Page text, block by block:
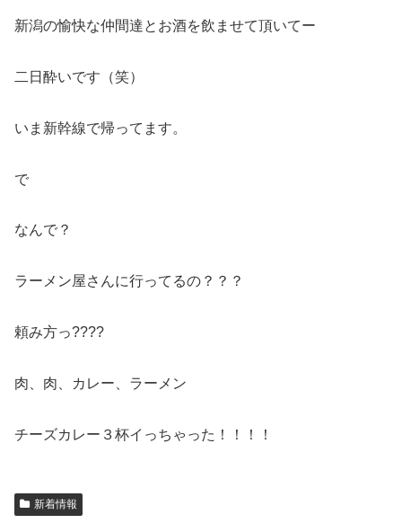
新潟の愉快な仲間達とお酒を飲ませて頂いてー
二日酔いです（笑）
いま新幹線で帰ってます。
で
なんで？
ラーメン屋さんに行ってるの？？？
頼み方っ????
肉、肉、カレー、ラーメン
チーズカレー３杯イっちゃった！！！！
新着情報